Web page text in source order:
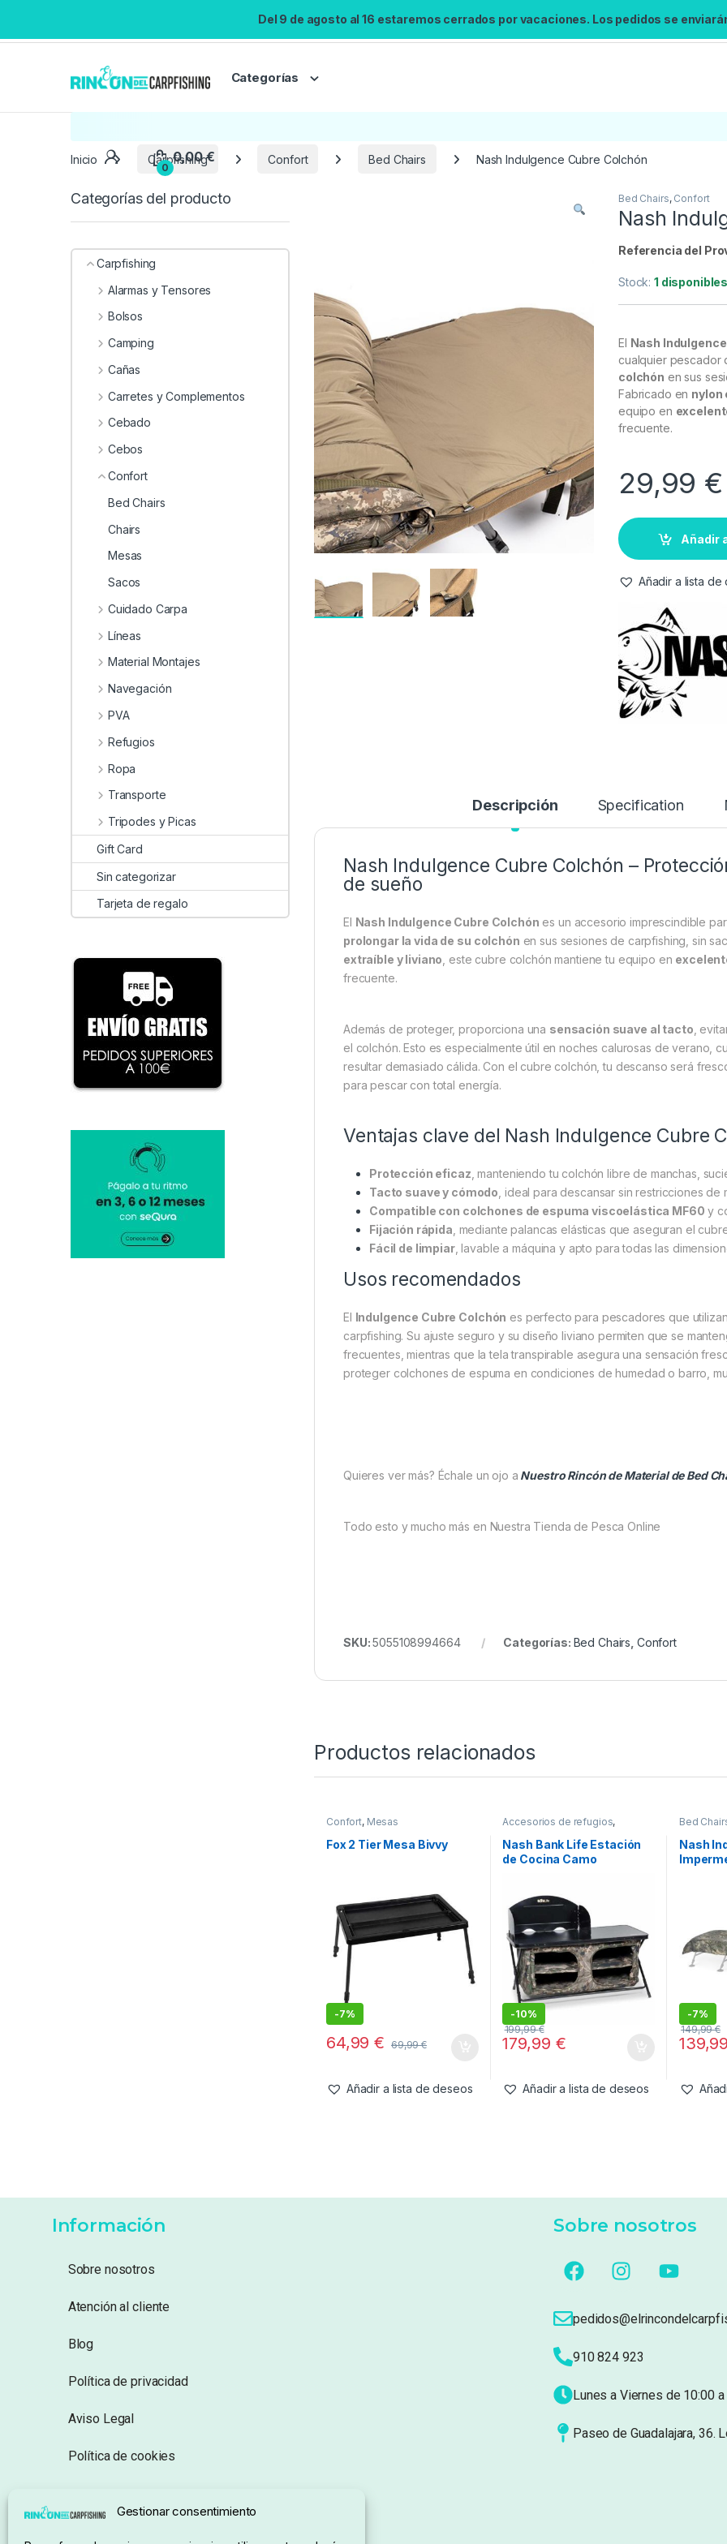
Gestionar consentimiento
Del 9 de agosto al 16 estaremos cerrados por vacaciones. Los pedidos se
Categorías
Búsqueda no disponible
No se pudo cargar el widget de búsqueda.
Inicio Carpfishing Confort Bed Chairs Nash Indulgence Cubre Colchón
Bed Chairs, Confort
Nash
Referencia del
Stock:1
El Nash
cualquier pescador
colchón en sus
Fabricado en nylon
equipo en
frecuente.
29,99 €
Añadir
Añadir a lista de
Descripción Specification
Nash Indulgence Cubre Colchón –
de sueño
El Nash Indulgence Cubre Colchón es un accesorio imprescindible
prolongar la vida de su colchón en sus sesiones de carpfishing, sin
extraíble y liviano , este cubre colchón mantiene tu equipo en
frecuente.
Además de proteger, proporciona una sensación suave al tacto ,
el colchón. Esto es especialmente útil en noches calurosas de verano,
resultar demasiado cálida. Con el cubre colchón, tu descanso será
para pescar con total energía.
Ventajas clave del Nash Indulgence Cubre
Protección eficaz , manteniendo tu colchón libre de manchas,
Tacto suave y cómodo , ideal para descansar sin restricciones de
Compatible con colchones de espuma viscoelástica MF60 y
Fijación rápida , mediante palancas elásticas que aseguran el
Fácil de limpiar, lavable a máquina y apto para todas las
Usos recomendados
El Indulgence Cubre Colchón es perfecto para pescadores que
carpfishing. Su ajuste seguro y su diseño liviano permiten que se
frecuentes, mientras que la tela transpirable asegura una sensación
proteger colchones de espuma en condiciones de humedad o barro,
Quieres ver más? Échale un ojo a Nuestro Rincón deMaterial de Bed
Todo esto y mucho más en Nuestra Tienda de Pesca Online
SKU:5055108994664 Categorías: Bed Chairs Confort
Productos relacionados
Confort, Mesas
Fox 2 Tier Mesa Bivvy
-7%
64,99€ 69,99€
Añadir a lista de deseos
Accesorios de refugios,
Nash Bank Life Estación
de Cocina Camo
-10%
179,99 €
199,99€
Añadir a lista de deseos
Bed
Nash
-7%
149,99€
Categorías del producto
Carpfishing
Alarmas y Tensores
Bolsos
Camping
Cañas
Carretes y Complementos
Cebado
Cebos
Confort
Bed Chairs
Chairs
Mesas
Sacos
Cuidado Carpa
Líneas
Material Montajes
Navegación
PVA
Refugios
Ropa
Transporte
Tripodes y Picas
Gift Card
Sin categorizar
Tarjeta de regalo
Información
Sobre nosotros
Atención al cliente
Blog
Política de privacidad
Aviso Legal
Política de cookies
Condiciones de compra
Sobre nosotros
910 824 923
Lunes a Viernes de 10:00
Paseo de Guadalajara, 36.